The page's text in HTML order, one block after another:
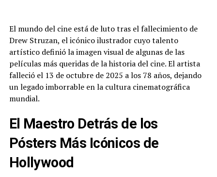
El mundo del cine está de luto tras el fallecimiento de
Drew Struzan, el icónico ilustrador cuyo talento
artístico definió la imagen visual de algunas de las
películas más queridas de la historia del cine. El artista
falleció el 13 de octubre de 2025 a los 78 años, dejando
un legado imborrable en la cultura cinematográfica
mundial.
El Maestro Detrás de los
Pósters Más Icónicos de
Hollywood